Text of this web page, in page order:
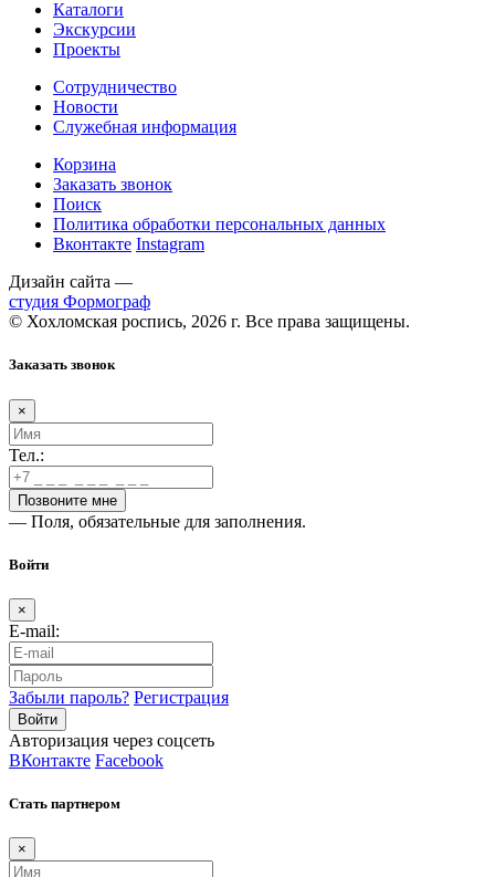
Каталоги
Экскурсии
Проекты
Сотрудничество
Новости
Служебная информация
Корзина
Заказать звонок
Поиск
Политика обработки персональных данных
Вконтакте Instagram
Дизайн сайта —
студия Формограф
© Хохломская роспись, 2026 г. Все права защищены.
Заказать звонок
×
Тел.:
— Поля, обязательные для заполнения.
Войти
×
E-mail:
Забыли пароль? Регистрация
Авторизация через соцсеть
ВКонтакте Facebook
Стать партнером
×